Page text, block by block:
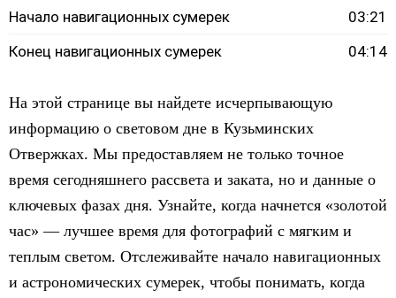
Начало навигационных сумерек
03:21
Конец навигационных сумерек
04:14
На этой странице вы найдете исчерпывающую
информацию о световом дне в Кузьминских
Отвержках. Мы предоставляем не только точное
время сегодняшнего рассвета и заката, но и данные о
ключевых фазах дня. Узнайте, когда начнется «золотой
час» — лучшее время для фотографий с мягким и
теплым светом. Отслеживайте начало навигационных
и астрономических сумерек, чтобы понимать, когда